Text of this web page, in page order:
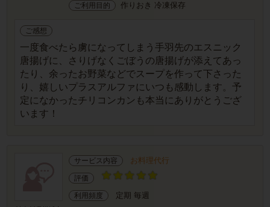
ご利用目的 作りおき 冷凍保存
ご感想
一度食べたら虜になってしまう手羽先のエスニック
唐揚げに、さりげなくごぼうの唐揚げが添えてあっ
たり、余ったお野菜などでスープを作って下さった
り、嬉しいプラスアルファにいつも感動します。予
定になかったチリコンカンも本当にありがとうござ
います！
サービス内容 お料理代行
評価
利用頻度 定期 毎週